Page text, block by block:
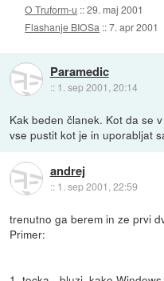
O Truform-u ::29. maj 2001
Flashanje BIOSa ::7. apr 2001
Paramedic
:: 1. sep 2001, 20:14
Kak beden članek. Kot da se
vse pustit kot je in uporabljat
andrej
:: 1. sep 2001, 22:59
trenutno ga berem in ze prvi
Primer: